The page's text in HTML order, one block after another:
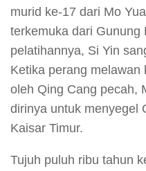
murid ke-17 dari Mo
terkemuka dari Gunung
pelatihannya, Si Yin
Ketika perang melawan
oleh Qing Cang pecah,
dirinya untuk menyegel
Kaisar Timur.
Tujuh puluh ribu tahun